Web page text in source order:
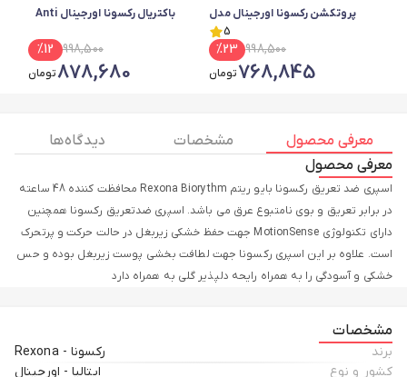
پروتکشن رکسونا اورجینال مدل
5
998,500
%23
768,845تومان
باکتریال رکسونا اورجینال Anti
998,500
%12
878,680تومان
معرفی محصول مشخصات
دیدگاه ها
معرفی محصول
اسپری ضد تعریق رکسونا بایو ریتم Rexona Biorythm محافظت کننده 48 ساعته
در برابر تعریق و بوی نامتبوع عرق می باشد. اسپری ضدتعریق رکسونا همچنین
دارای تکنولوژی MotionSense جهت حفظ خشکی زیربغل در حالت حرکت و پرتحرک
است. علاوه بر این اسپری رکسونا جهت لطافت بخشی پوست زیربغل بوده و حس
خشکی و آسودگی را به همراه رایحه دلپذیر گلی به همراه دارد
مشخصات
برند
رکسونا - Rexona
کشور و نوع
ایتالیا - اورجینال